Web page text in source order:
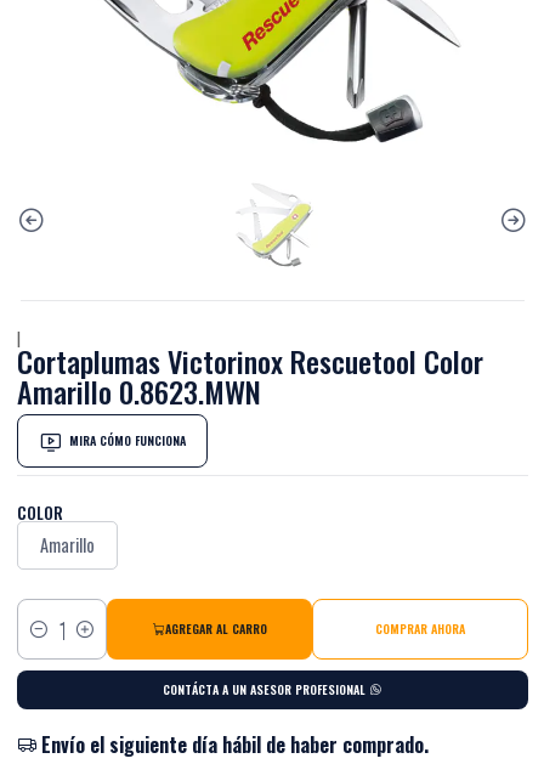
|
Cortaplumas Victorinox Rescuetool Color
Amarillo 0.8623.MWN
MIRA CÓMO FUNCIONA
COLOR
Amarillo
Cantidad
AGREGAR AL CARRO COMPRAR AHORA
CONTÁCTA A UN ASESOR PROFESIONAL
Envío el siguiente día hábil de haber comprado.